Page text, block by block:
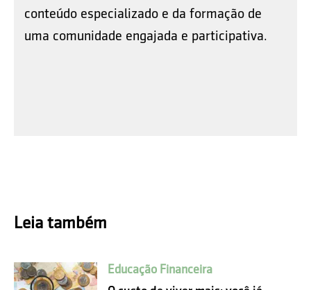
conteúdo especializado e da formação de
uma comunidade engajada e participativa.
Leia também
Educação Financeira